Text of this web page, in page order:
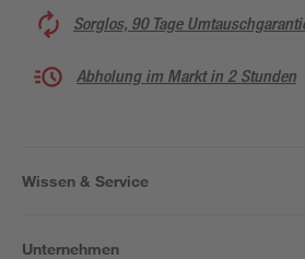
Sorglos, 90 Tage
Abholung im Markt in 2 Stunden
Wissen & Service
Unternehmen